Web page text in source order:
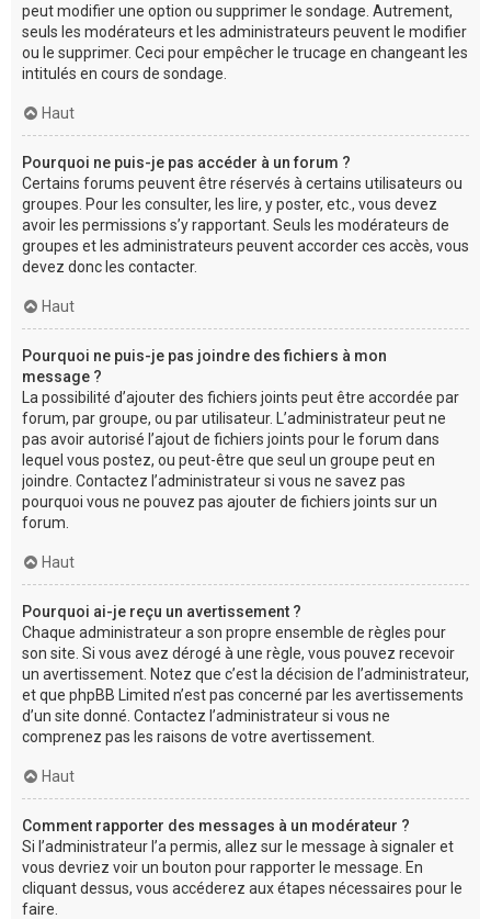
peut modifier une option ou supprimer le sondage. Autrement,
seuls les modérateurs et les administrateurs peuvent le modifier
ou le supprimer. Ceci pour empêcher le trucage en changeant les
intitulés en cours de sondage.
Haut
Pourquoi ne puis-je pas accéder à un forum ?
Certains forums peuvent être réservés à certains utilisateurs ou
groupes. Pour les consulter, les lire, y poster, etc., vous devez
avoir les permissions s’y rapportant. Seuls les modérateurs de
groupes et les administrateurs peuvent accorder ces accès, vous
devez donc les contacter.
Haut
Pourquoi ne puis-je pas joindre des fichiers à mon
message ?
La possibilité d’ajouter des fichiers joints peut être accordée par
forum, par groupe, ou par utilisateur. L’administrateur peut ne
pas avoir autorisé l’ajout de fichiers joints pour le forum dans
lequel vous postez, ou peut-être que seul un groupe peut en
joindre. Contactez l’administrateur si vous ne savez pas
pourquoi vous ne pouvez pas ajouter de fichiers joints sur un
forum.
Haut
Pourquoi ai-je reçu un avertissement ?
Chaque administrateur a son propre ensemble de règles pour
son site. Si vous avez dérogé à une règle, vous pouvez recevoir
un avertissement. Notez que c’est la décision de l’administrateur,
et que phpBB Limited n’est pas concerné par les avertissements
d’un site donné. Contactez l’administrateur si vous ne
comprenez pas les raisons de votre avertissement.
Haut
Comment rapporter des messages à un modérateur ?
Si l’administrateur l’a permis, allez sur le message à signaler et
vous devriez voir un bouton pour rapporter le message. En
cliquant dessus, vous accéderez aux étapes nécessaires pour le
faire.